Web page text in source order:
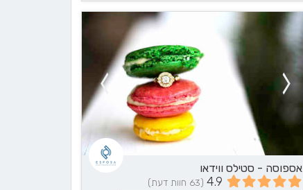
אספוסה - סטילס ווידאו
4.9 (63 חוות דעת)